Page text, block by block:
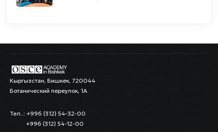
Кыргызстан, Бишкек, 720044
Ботанический переулок, 1А
Тел..: +996 (312) 54-32-00
+996 (312) 54-12-00